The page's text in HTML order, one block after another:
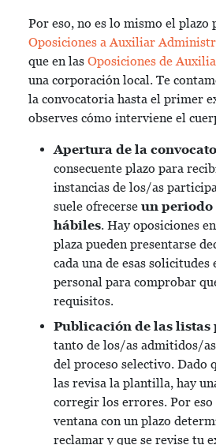
Por eso, no es lo mismo el plazo
Oposiciones a Auxiliar
que en las Oposiciones de
una corporación local. Te
la convocatoria hasta el primer
observes cómo interviene el
Apertura de la
consecuente plazo para
instancias de los/as
suele ofrecerse un periodo
hábiles. Hay oposiciones
plaza pueden presentarse
cada una de esas
personal para comprobar
requisitos.
Publicación de las listas
tanto de los/as admitidos/
del proceso selectivo. Dado
las revisa la plantilla, hay
corregir los errores. Por eso
ventana con un plazo
reclamar y que se revise tu